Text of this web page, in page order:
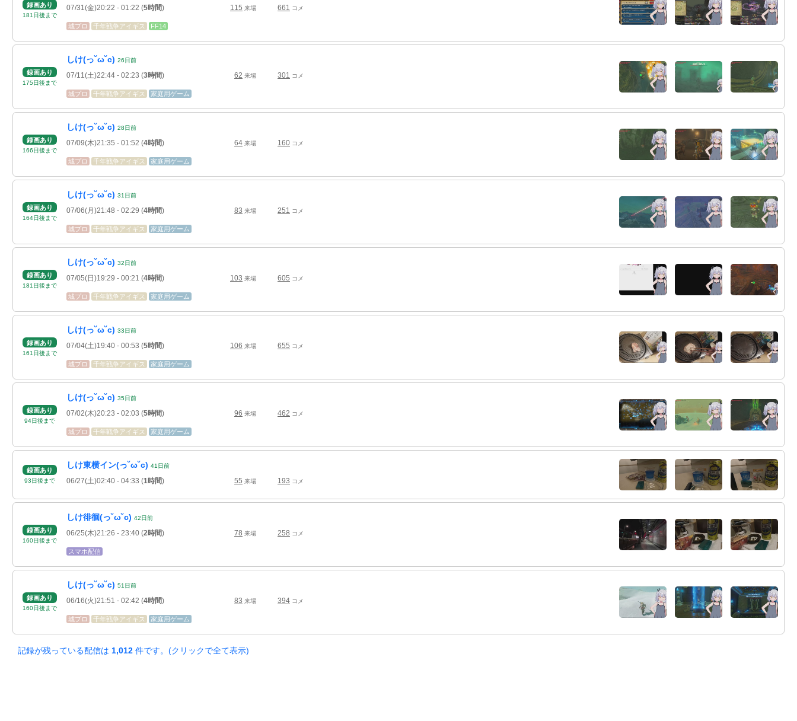
27: ｳﾜｱｱｱ
28: お寿司！
23:03 29:(っ´ω｀c)
30: むっすー
33: ｳｱｱ！ｽﾋﾟｷﾓﾘﾁｬﾊﾞﾀﾞﾝｷﾞｼﾞﾏｾﾖ！
34: ｳｱｱ！ｽﾋﾟｷﾃﾞﾙｼﾞﾊﾞｯｾﾖ！！
37: ｳｱｱ！ｽﾋﾟｷﾃﾞﾙｼﾞﾊﾞｯｾﾖ！！
38: ｽﾋﾟｷｦｲｼﾞﾒﾇﾝﾃﾞ
23:03
40:ﾁｮﾜﾖｰ
録画あり
181 日後 まで
07/31(金)20:22 - 01:22 (5時間) 115 来場 661 コメ
城プロ 千年戦争アイギス FF14
録画あり
175日後 まで
しけ(っ˘ω˘c) 26日前
07/11(土)22:44 - 02:23 (3時間) 62 来場 301 コメ
城プロ 千年戦争アイギス 家庭用ゲーム
録画あり
166日後 まで
しけ(っ˘ω˘c) 28日前
07/09(木)21:35 - 01:52 (4時間) 64 来場 160 コメ
城プロ 千年戦争アイギス 家庭用ゲーム
録画あり
164日後 まで
しけ(っ˘ω˘c) 31 日前
07/06(月)21:48 - 02:29 (4時間) 83 来場 251 コメ
城プロ 千年戦争アイギス 家庭用ゲーム
録画あり
181 日後 まで
しけ(っ˘ω˘c) 32日前
07/05(日)19:29 - 00:21 (4時間) 103 来場 605 コメ
城プロ 千年戦争アイギス 家庭用ゲーム
録画あり
161 日後 まで
しけ(っ˘ω˘c) 33日前
07/04(土)19:40 - 00:53 (5時間) 106 来場 655 コメ
城プロ 千年戦争アイギス 家庭用ゲーム
録画あり
94日後 まで
しけ(っ˘ω˘c) 35日前
07/02(木)20:23 - 02:03 (5時間) 96 来場 462 コメ
城プロ 千年戦争アイギス 家庭用ゲーム
録画あり
93日後 まで
しけ東横イン(っ˘ω˘c) 41 日前
06/27(土)02:40 - 04:33 (1時間) 55 来場 193 コメ
録画あり
160日後 まで
しけ徘徊(っ˘ω˘c) 42日前
06/25(木)21:26 - 23:40 (2時間) 78 来場 258 コメ
スマホ配信
録画あり
160日後 まで
しけ(っ˘ω˘c) 51日前
06/16(火)21:51 - 02:42 (4時間) 83 来場 394 コメ
城プロ 千年戦争アイギス 家庭用ゲーム
記録が残っている配信は 1,012 件です。(クリックで全て表示)